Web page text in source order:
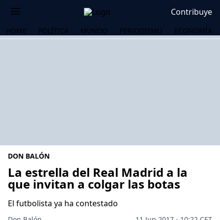
Contribuye
HOME POLÍTICA MUNDO PERIODISMO ECONOMÍA
DON BALÓN
La estrella del Real Madrid a la
que invitan a colgar las botas
El futbolista ya ha contestado